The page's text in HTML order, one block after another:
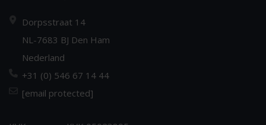
Dorpsstraat 14
NL-7683 BJ Den Ham
Nederland
+31 (0) 546 67 14 44
[email protected]